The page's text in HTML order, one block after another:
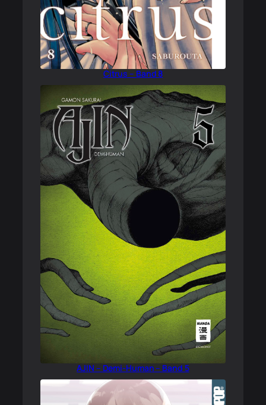
Citrus – Band 8
AJIN – Demi-Human – Band 5